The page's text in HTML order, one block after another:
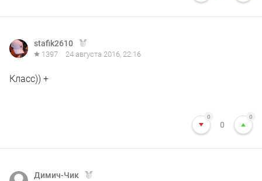
stafik2610
1397 24 августа 2016, 22:16
Класс)) +
0
0
0
Димич-Чик